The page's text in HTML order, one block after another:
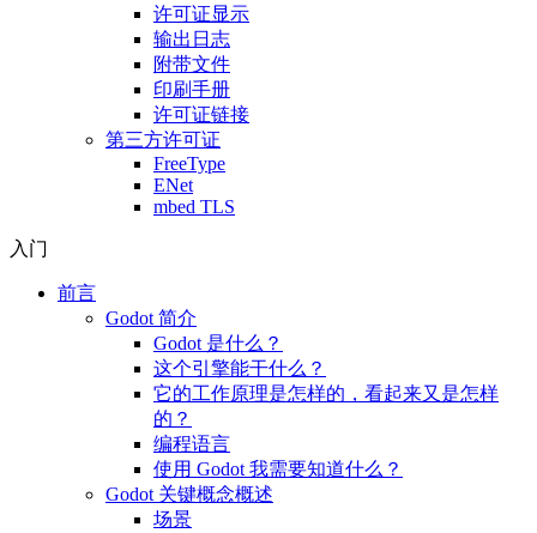
许可证显示
输出日志
附带文件
印刷手册
许可证链接
第三方许可证
FreeType
ENet
mbed TLS
入门
前言
Godot 简介
Godot 是什么？
这个引擎能干什么？
它的工作原理是怎样的，看起来又是怎样
的？
编程语言
使用 Godot 我需要知道什么？
Godot 关键概念概述
场景